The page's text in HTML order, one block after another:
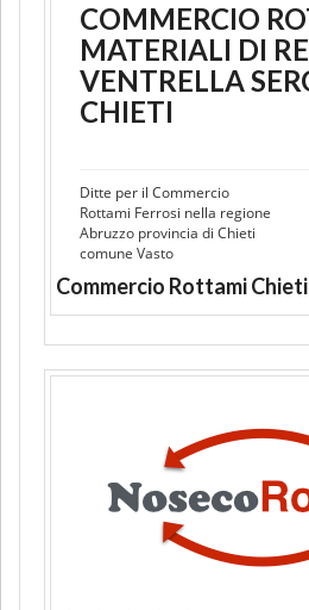
COMMERCIO
MATERIALI DI
VENTRELLA
CHIETI
Ditte per il Commercio
Rottami Ferrosi nella regione
Abruzzo provincia di Chieti
comune Vasto
Commercio Rottami Chieti